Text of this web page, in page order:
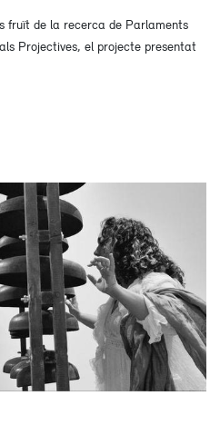
fruït de la recerca de Parlaments
Projectives, el projecte presentat